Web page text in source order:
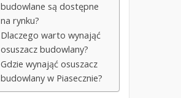
budowlane są dostępne
na rynku?
Dlaczego warto wynająć
osuszacz budowlany?
Gdzie wynająć osuszacz
budowlany w Piasecznie?